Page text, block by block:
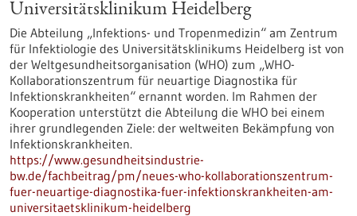
Universitätsklinikum Heidelberg
Die Abteilung „Infektions- und Tropenmedizin“ am Zentrum
für Infektiologie des Universitätsklinikums Heidelberg ist von
der Weltgesundheitsorganisation (WHO) zum „WHO-
Kollaborationszentrum für neuartige Diagnostika für
Infektionskrankheiten“ ernannt worden. Im Rahmen der
Kooperation unterstützt die Abteilung die WHO bei einem
ihrer grundlegenden Ziele: der weltweiten Bekämpfung von
Infektionskrankheiten.
https://www.gesundheitsindustrie-
bw.de/fachbeitrag/pm/neues-who-kollaborationszentrum-
fuer-neuartige-diagnostika-fuer-infektionskrankheiten-am-
universitaetsklinikum-heidelberg